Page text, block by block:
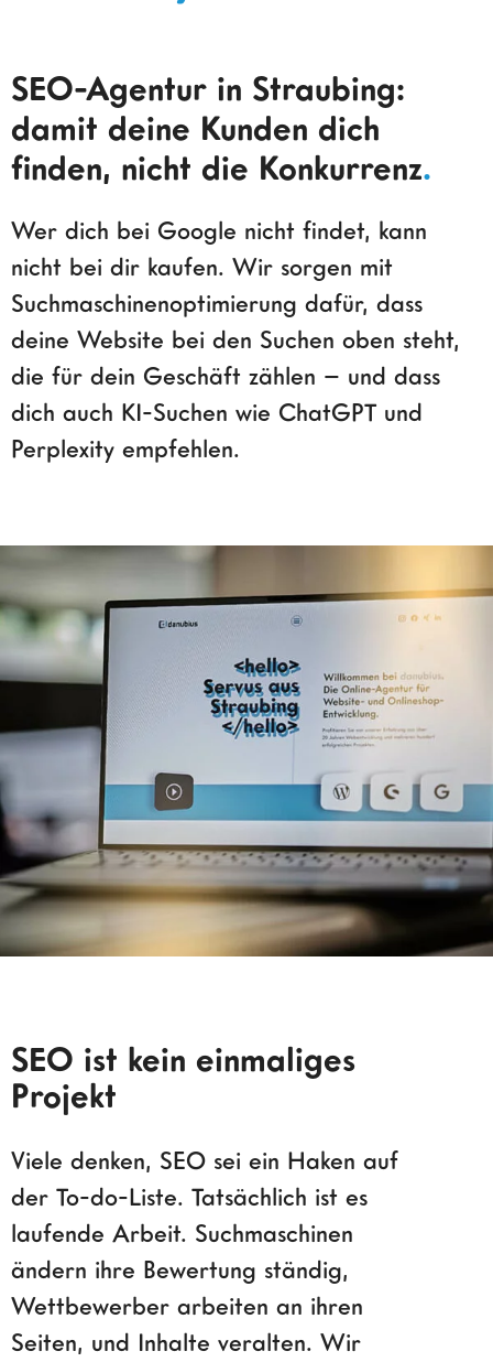
SEO-Agentur in Straubing:
damit deine Kunden dich
finden, nicht die Konkurrenz.
Wer dich bei Google nicht findet, kann
nicht bei dir kaufen. Wir sorgen mit
Suchmaschinenoptimierung dafür, dass
deine Website bei den Suchen oben steht,
die für dein Geschäft zählen – und dass
dich auch KI-Suchen wie ChatGPT und
Perplexity empfehlen.
SEO ist kein einmaliges
Projekt
Viele denken, SEO sei ein Haken auf
der To-do-Liste. Tatsächlich ist es
laufende Arbeit. Suchmaschinen
ändern ihre Bewertung ständig,
Wettbewerber arbeiten an ihren
Seiten, und Inhalte veralten. Wir